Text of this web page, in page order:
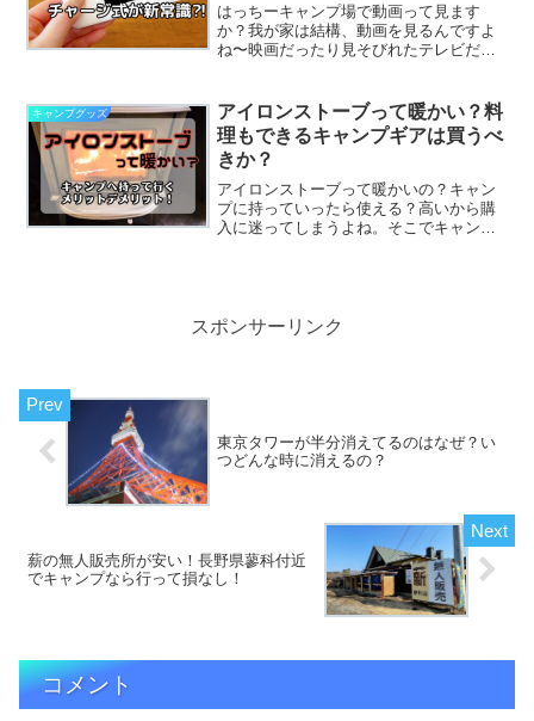
はっちーキャンプ場で動画って見ます
か？我が家は結構、動画を見るんですよ
ね〜映画だったり見そびれたテレビだっ
りたいのに使えなくなることも。。。も
ぉこれはポケットWi-Fi...
キャンプグッズ
アイロンストーブって暖かい？料
理もできるキャンプギアは買うべ
きか？
アイロンストーブって暖かいの？キャン
プに持っていったら使える？高いから購
入に迷ってしまうよね。そこでキャンプ
スポンサーリンク
東京タワーが半分消えてるのはなぜ？い
つどんな時に消えるの？
薪の無人販売所が安い！長野県蓼科付近
でキャンプなら行って損なし！
コメント